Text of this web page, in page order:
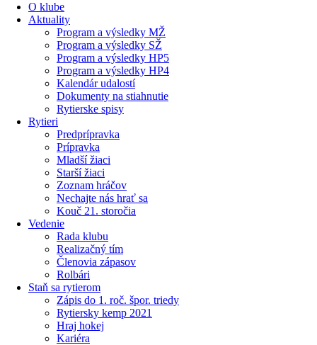
O klube
Aktuality
Program a výsledky MŽ
Program a výsledky SŽ
Program a výsledky HP5
Program a výsledky HP4
Kalendár udalostí
Dokumenty na stiahnutie
Rytierske spisy
Rytieri
Predprípravka
Prípravka
Mladší žiaci
Starší žiaci
Zoznam hráčov
Nechajte nás hrať sa
Kouč 21. storočia
Vedenie
Rada klubu
Realizačný tím
Členovia zápasov
Rolbári
Staň sa rytierom
Zápis do 1. roč. špor. triedy
Rytiersky kemp 2021
Hraj hokej
Kariéra